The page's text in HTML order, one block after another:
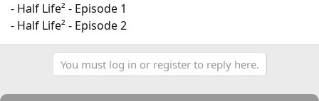
- Half Life² - Episode 1
- Half Life² - Episode 2
You must log in or register to reply here.